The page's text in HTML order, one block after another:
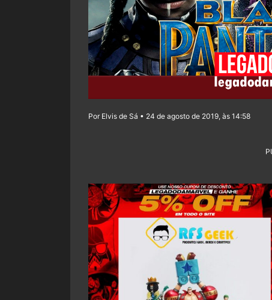
Por Elvis de Sá • 24 de agosto de 2019, às 14:58